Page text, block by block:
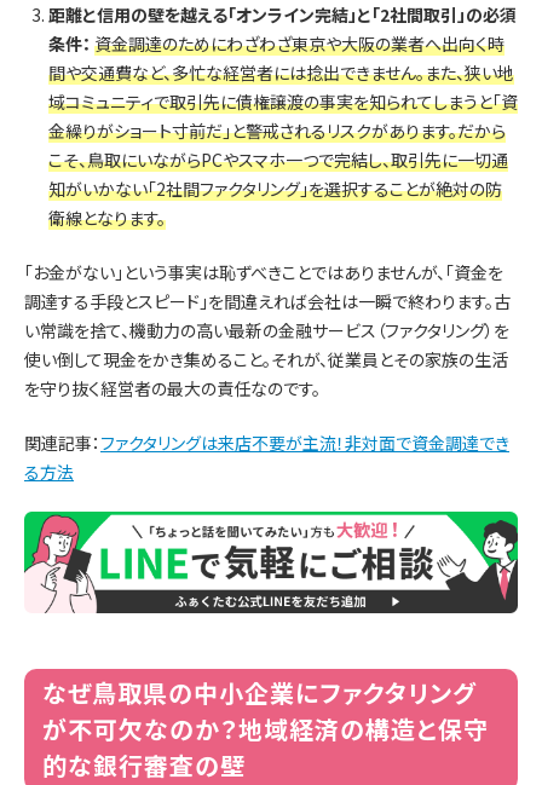
距離と信用の壁を越える「オンライン完結」と「2社間取引」の必須
条件： 資金調達のためにわざわざ東京や大阪の業者へ出向く時
間や交通費など、多忙な経営者には捻出できません。また、狭い地
域コミュニティで取引先に債権譲渡の事実を知られてしまうと「資
金繰りがショート寸前だ」と警戒されるリスクがあります。だから
こそ、鳥取にいながらPCやスマホ一つで完結し、取引先に一切通
知がいかない「2社間ファクタリング」を選択することが絶対の防
衛線となります。
「お金がない」という事実は恥ずべきことではありませんが、「資金を
調達する手段とスピード」を間違えれば会社は一瞬で終わります。古
い常識を捨て、機動力の高い最新の金融サービス（ファクタリング）を
使い倒して現金をかき集めること。それが、従業員とその家族の生活
を守り抜く経営者の最大の責任なのです。
関連記事： ファクタリングは来店不要が主流！非対面で資金調達でき
る方法
なぜ鳥取県の中小企業にファクタリング
が不可欠なのか？地域経済の構造と保守
的な銀行審査の壁